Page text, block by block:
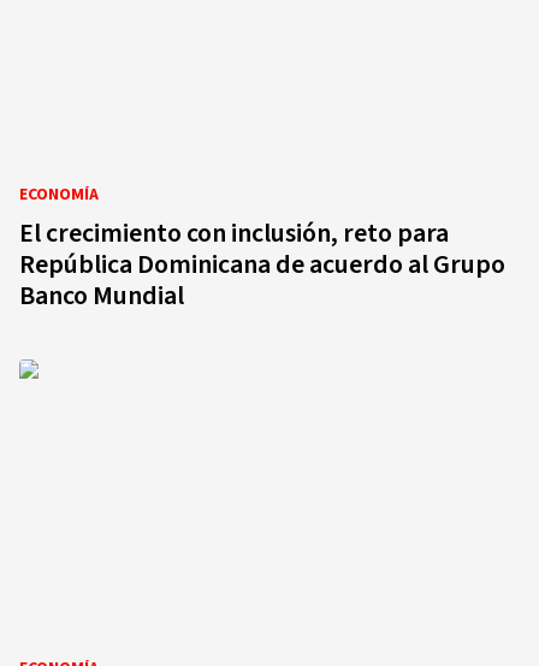
ECONOMÍA
El crecimiento con inclusión, reto para
República Dominicana de acuerdo al Grupo
Banco Mundial